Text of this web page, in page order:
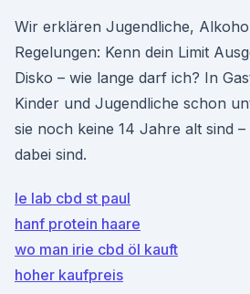
Wir erklären Jugendliche,
Regelungen: Kenn dein Limit
Disko – wie lange darf ich? In
Kinder und Jugendliche schon
sie noch keine 14 Jahre alt sind
dabei sind.
le lab cbd st paul
hanf protein haare
wo man irie cbd öl kauft
hoher kaufpreis